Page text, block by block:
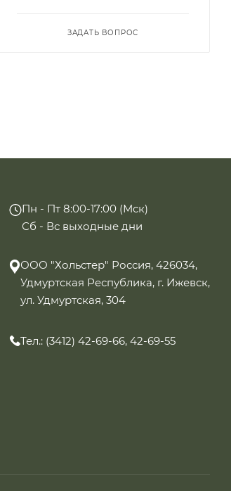
ЗАДАТЬ ВОПРОС
Пн - Пт 8:00-17:00 (Мск)
Сб - Вс выходные дни
ООО "Хольстер" Россия, 426034,
Удмуртская Республика, г. Ижевск,
ул. Удмуртская, 304
Тел.: (3412) 42-69-66, 42-69-55